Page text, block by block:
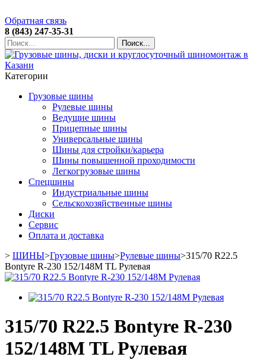
Обратная связь
8 (843) 247-35-31
Поиск...
Категории
Грузовые шины
Рулевые шины
Ведущие шины
Прицепные шины
Универсальные шины
Шины для стройки/карьера
Шины повышенной проходимости
Легкогрузовые шины
Спецшины
Индустриальные шины
Сельскохозяйственные шины
Диски
Сервис
Оплата и доставка
> ШИНЫ>Грузовые шины>Рулевые шины>315/70 R22.5
Bontyre R-230 152/148M TL Рулевая
315/70 R22.5 Bontyre R-230
152/148M TL Рулевая